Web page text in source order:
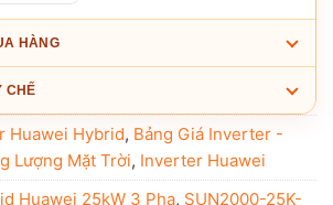
HÀNG
CHẾ
Huawei Hybrid, Bảng Giá Inverter -
Lượng Mặt Trời, Inverter Huawei
Huawei 25kW 3 Pha, SUN2000-25K-